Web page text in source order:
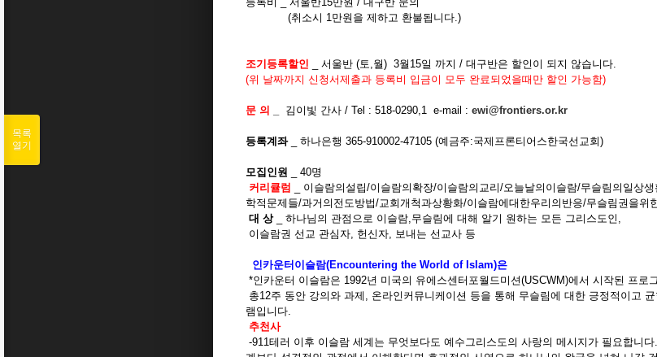
(취소시 1만원을 제하고 환불됩니다.)
조기등록할인 _ 서울반 (토,월) 3월15일 까지 / 대구반은 할인이 되지 않습니다.
(위 날짜까지 신청서제출과 등록비 입금이 모두 완료되었을때만 할인 가능함)
문 의 김이빛 간사 / Tel : 518-0290,1 e-mail : ewi@frontiers.or.kr
등록계좌_ 하나은행 365-910002-47105 (예금주:국제프론티어스한국선교회)
모집인원 _ 40명
커리큘럼
_ 이슬람의설립/이슬람의확장/이슬람의교리/오늘날의이슬람/무슬림의일상
학적문제들/과거의전도방법/교회개척과상황화/이슬람에대한우리의반응/무슬림권을위
대 상_ 하나님의 관점으로 이슬람,무슬림에 대해 알기 원하는 모든 그리스도인,
이슬람권 선교 관심자, 헌신자, 보내는 선교사 등
인카운터이슬람(Encountering the World of Islam)은
*인카운터 이슬람은 1992년 미국의 유에스센터포월드미션(USCWM)에서 시작된 프로
총12주 동안 강의와 과제, 온라인커뮤니케이션 등을 통해 무슬림에 대한 긍정적이고
램입니다.
추천사
-911테러 이후 이슬람 세계는 무엇보다도 예수그리스도의 사랑의 메시지가 필요합니
목록
열기